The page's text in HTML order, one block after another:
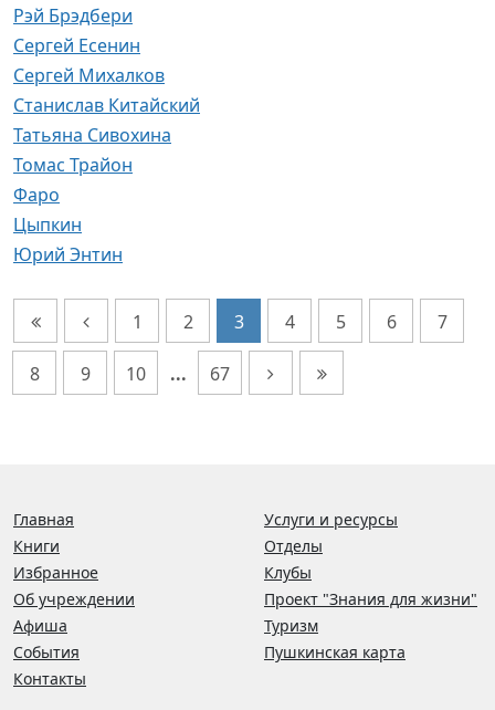
Рэй Брэдбери
Сергей Есенин
Сергей Михалков
Станислав Китайский
Татьяна Сивохина
Томас Трайон
Фаро
Цыпкин
Юрий Энтин
1 2 3 4 5 6 7
8 9 10 ... 67
Главная
Книги
Избранное
Об учреждении
Афиша
События
Контакты
Услуги и ресурсы
Отделы
Клубы
Проект "Знания для жизни"
Туризм
Пушкинская карта